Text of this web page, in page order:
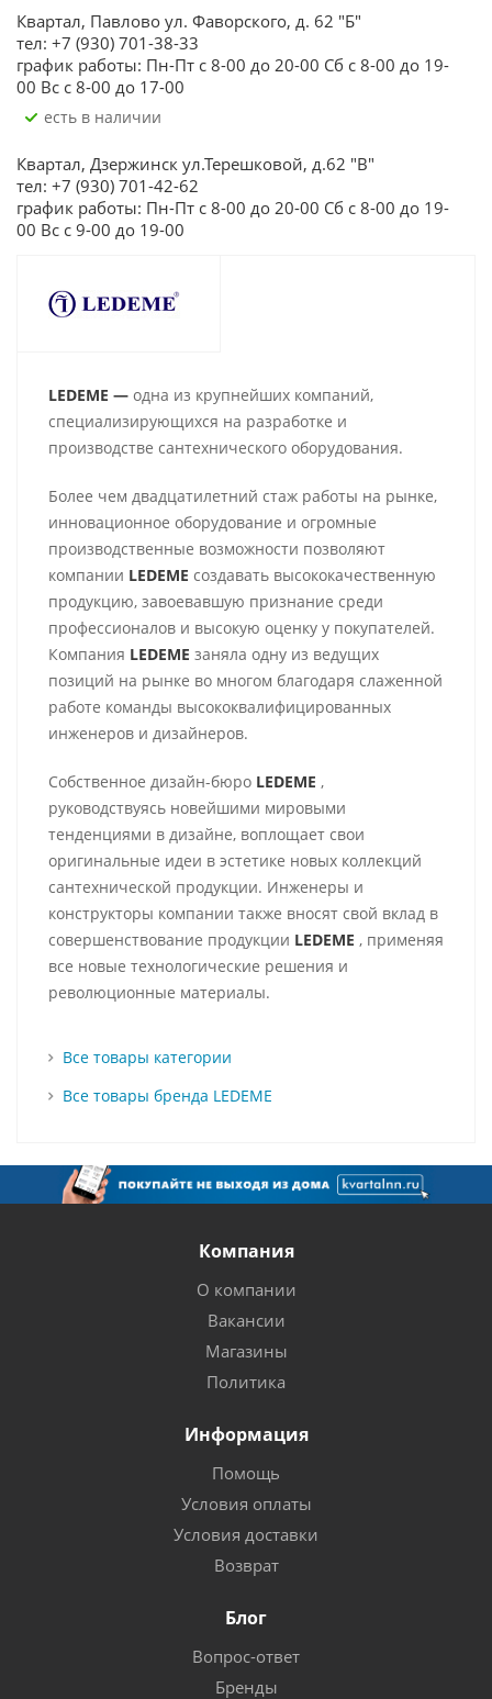
Квартал, Павлово ул. Фаворского, д. 62 "Б"
тел: +7 (930) 701-38-33
график работы: Пн-Пт с 8-00 до 20-00 Сб с 8-00 до 19-
00 Вс с 8-00 до 17-00
Есть в наличии
Квартал, Дзержинск ул.Терешковой, д.62 "В"
тел: +7 (930) 701-42-62
график работы: Пн-Пт с 8-00 до 20-00 Сб с 8-00 до 19-
00 Вс с 9-00 до 19-00
LEDEME — одна из крупнейших компаний,
специализирующихся на разработке и
производстве сантехнического оборудования.
Более чем двадцатилетний стаж работы на рынке,
инновационное оборудование и огромные
производственные возможности позволяют
компании LEDEME создавать высококачественную
продукцию, завоевавшую признание среди
профессионалов и высокую оценку у покупателей.
Компания LEDEME заняла одну из ведущих
позиций на рынке во многом благодаря слаженной
работе команды высококвалифицированных
инженеров и дизайнеров.
Собственное дизайн-бюро LEDEME ,
руководствуясь новейшими мировыми
тенденциями в дизайне, воплощает свои
оригинальные идеи в эстетике новых коллекций
сантехнической продукции. Инженеры и
конструкторы компании также вносят свой вклад в
совершенствование продукции LEDEME , применяя
все новые технологические решения и
революционные материалы.
Все товары категории
Все товары бренда LEDEME
Компания
О компании
Вакансии
Магазины
Политика
Информация
Помощь
Условия оплаты
Условия доставки
Возврат
Блог
Вопрос-ответ
Бренды